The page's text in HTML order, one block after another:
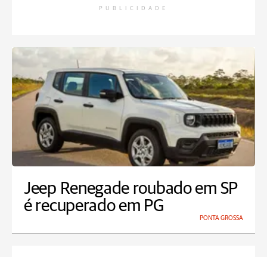
PUBLICIDADE
Jeep Renegade roubado em SP
é recuperado em PG
PONTA GROSSA